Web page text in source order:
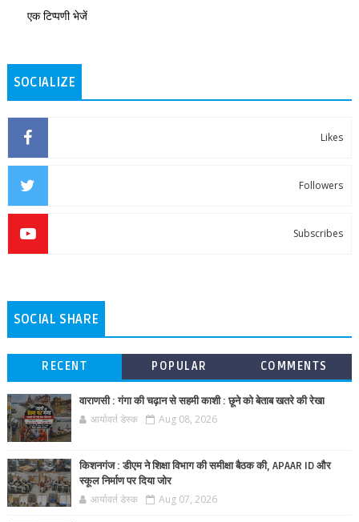
एक टिप्पणी भेजें
SOCIALIZE
Likes
Followers
Subscribes
SOCIAL SHARE
RECENT POPULAR COMMENTS
वाराणसी : गंगा की चढ़ान से सहमी काशी : छूने को बेताब खतरे की रेखा
आर्यावर्त डेस्क Aug 08, 2026
किशनगंज : डीएम ने शिक्षा विभाग की समीक्षा बैठक की, APAAR ID और
स्कूल निर्माण पर दिया जोर
आर्यावर्त डेस्क Aug 07, 2026